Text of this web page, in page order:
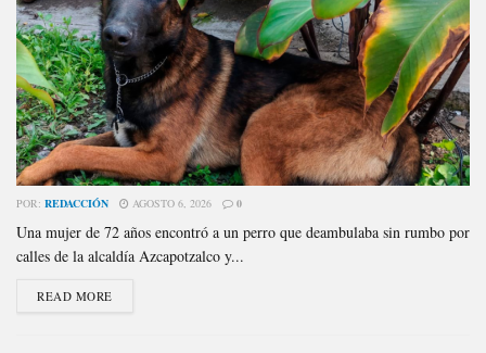
POR: REDACCIÓN AGOSTO 6, 2026 0
Una mujer de 72 años encontró a un perro que deambulaba sin rumbo por
calles de la alcaldía Azcapotzalco y...
READ MORE